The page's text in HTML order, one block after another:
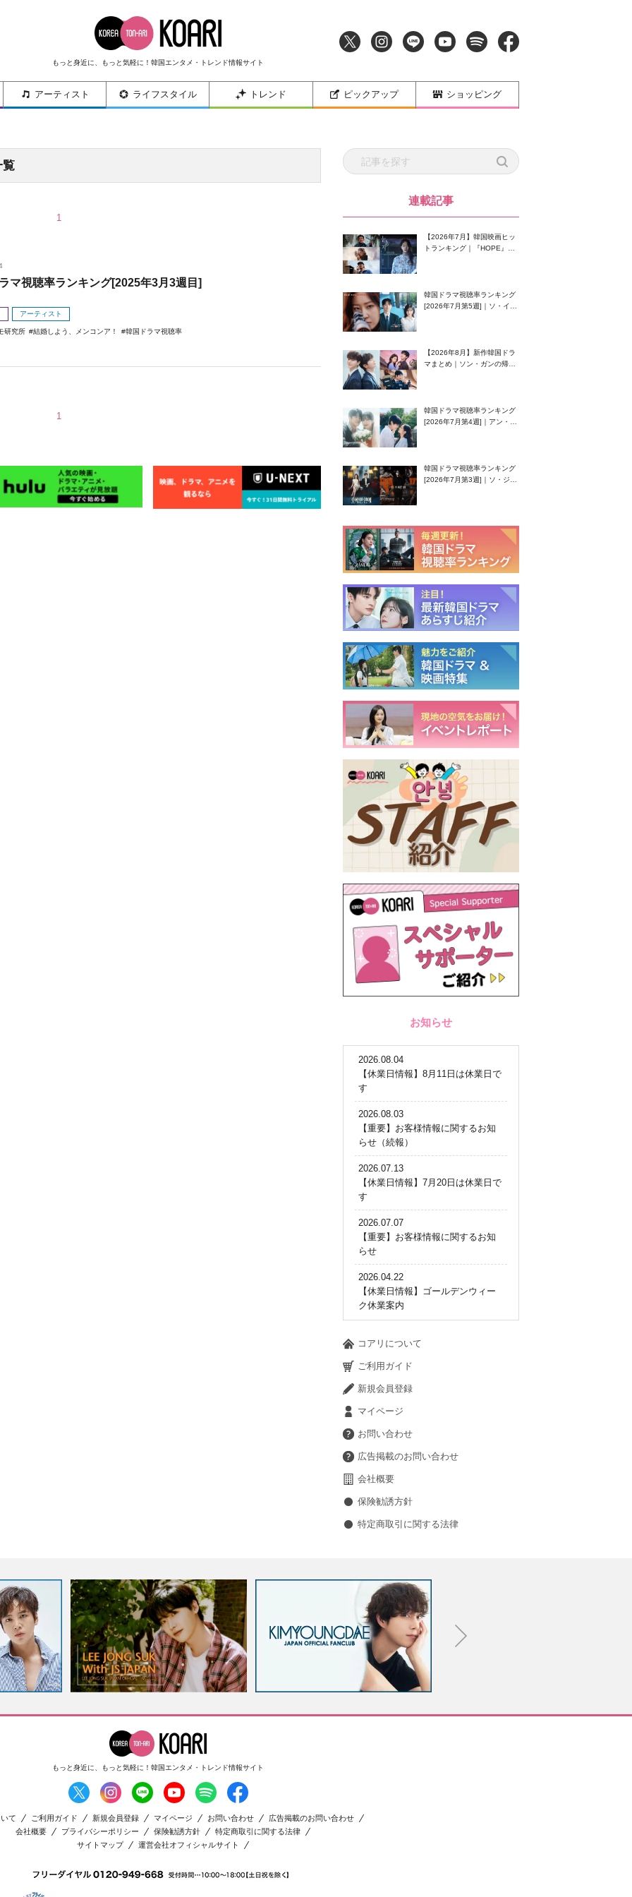
もっと身近に、もっと気軽に！韓国エンタメ・トレンド情報サイト
アーティスト ライフスタイル トレンド ピックアップ ショッピング
覧
1
マ視聴率ランキング[2025年3月3週目]
アーティスト
研究所 結婚しよう、メンコンア！ 韓国ドラマ視聴率
1
連載記事
【2026年7月】韓国映画ヒッ
トランキング｜『HOPE』が
韓国ドラマ視聴率ランキング
[2026年7月第5週]｜ソ・イン
【2026年8月】新作韓国ドラ
マまとめ｜ソン・ガンの帰
韓国ドラマ視聴率ランキング
[2026年7月第4週]｜アン・ヒ
韓国ドラマ視聴率ランキング
[2026年7月第3週]｜ソ・ジソ
お知らせ
2026.08.04
【休業日情報】8月11日は休業日で
す
2026.08.03
【重要】お客様情報に関するお知
らせ（続報）
2026.07.13
【休業日情報】7月20日は休業日で
す
2026.07.07
【重要】お客様情報に関するお知
らせ
2026.04.22
【休業日情報】ゴールデンウィー
ク休業案内
コアリについて
ご利用ガイド
新規会員登録
マイページ
お問い合わせ
広告掲載のお問い合わせ
会社概要
保険勧誘方針
特定商取引に関する法律
もっと身近に、もっと気軽に！ 韓国エンタメ・トレンド情報サイト
て ご利用ガイド 新規会員登録 マイページ お問い合わせ
広告掲載のお問い合わせ
会社概要
プライバシーポリシー 保険勧誘方針
特定商取引に関する法律
サイトマップ
運営会社オフィシャルサイト